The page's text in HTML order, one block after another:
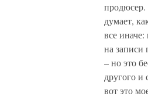
думает,
все
на записи
– но это
другого и
вот это